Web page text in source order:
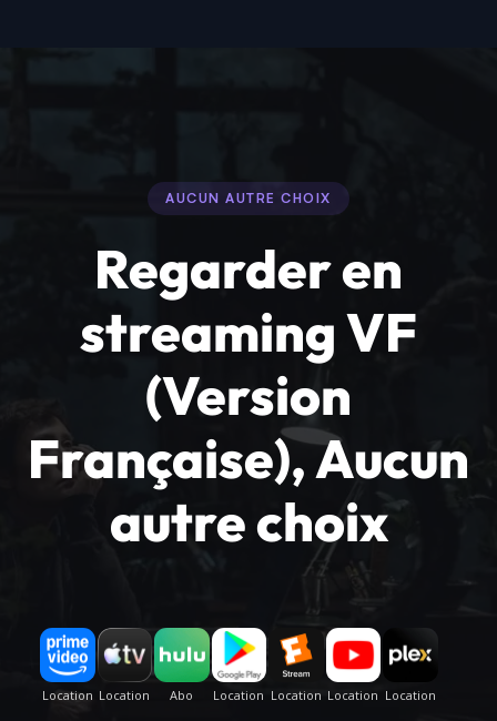
AUCUN AUTRE CHOIX
Regarder en
streaming VF
(Version
Française), Aucun
autre choix